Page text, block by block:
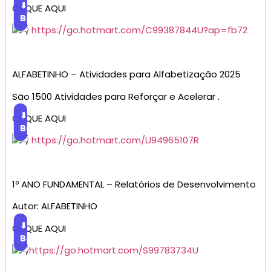
CLIQUE AQUI
⬇
Baixar
https://go.hotmart.com/C99387844U?ap=fb72
ALFABETINHO – Atividades para Alfabetização 2025
São 1500 Atividades para Reforçar e Acelerar .
CLIQUE AQUI
⬇
Baixar
https://go.hotmart.com/U94965107R
1º ANO FUNDAMENTAL – Relatórios de Desenvolvimento
Autor: ALFABETINHO
CLIQUE AQUI
⬇
Baixar
https://go.hotmart.com/S99783734U